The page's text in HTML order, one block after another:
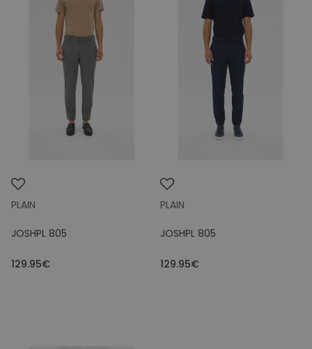
PLAIN
JOSHPL 805
129.95€
PLAIN
JOSHPL 805
129.95€